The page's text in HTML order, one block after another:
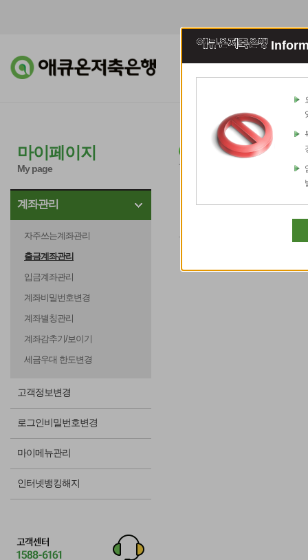
조회이체 예적
마이페이지
My page
계좌관리
자주쓰는계좌관리
출금계좌관리
입금계좌관리
계좌비밀번호변경
계좌별칭관리
계좌감추기/보이기
세금우대 한도변경
고객정보변경
로그인비밀번호변경
마이메뉴관리
인터넷뱅킹해지
출금계좌관리